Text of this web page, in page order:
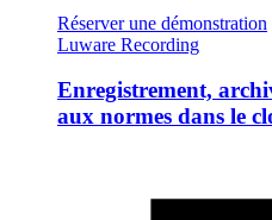
Réserver une démonstration
Luware Recording
Enregistrement,
aux normes dans le